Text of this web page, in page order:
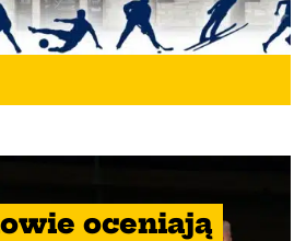
oceniają